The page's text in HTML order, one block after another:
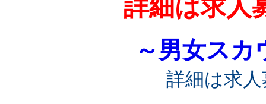
詳細は求人
～男女スカ
詳細は求